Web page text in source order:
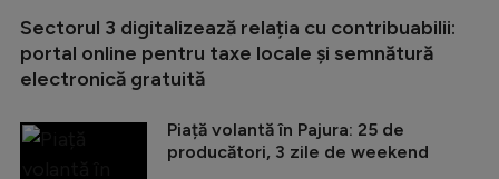
Sectorul 3 digitalizează relația cu contribuabilii:
portal online pentru taxe locale și semnătură
electronică gratuită
Piață volantă în Pajura: 25 de
producători, 3 zile de weekend